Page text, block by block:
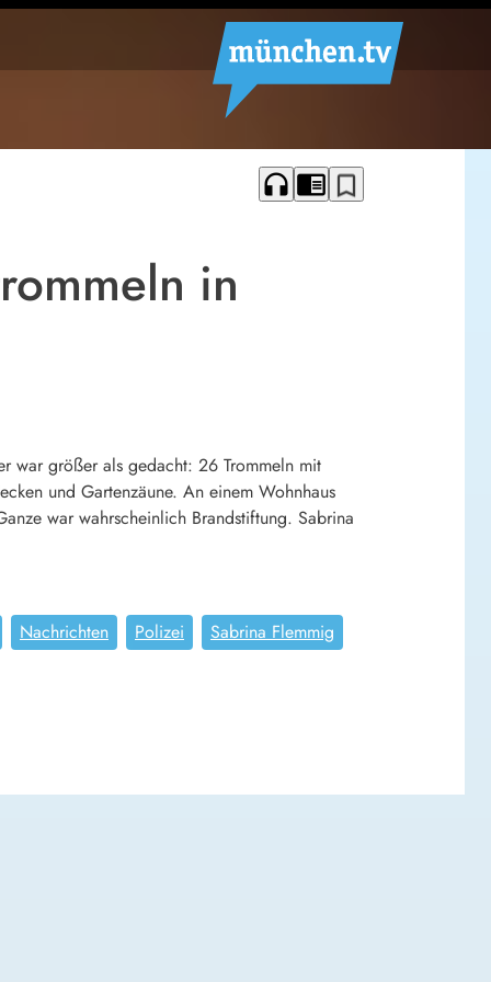
headphones chrome_reader_mode bookmark_border
in
war größer als gedacht: 26 Trommeln mit
und Gartenzäune. An einem Wohnhaus
war wahrscheinlich Brandstiftung. Sabrina
Nachrichten Polizei Sabrina Flemmig